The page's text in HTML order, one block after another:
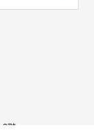
2階